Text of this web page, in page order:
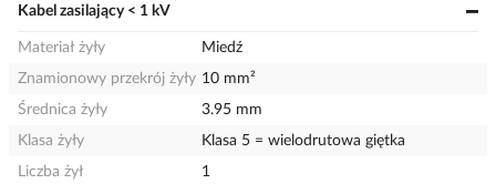
Kabel zasilający < 1 kV
Materiał żyły
Miedź
Znamionowy przekrój żyły 10 mm²
Średnica żyły
3.95 mm
Klasa żyły
Klasa 5 = wielodrutowa giętka
Liczba żył
1